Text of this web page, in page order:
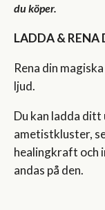
du köper.
LADDA & RENA
Rena din
ljud.
Du kan ladda ditt
ametistkluster,
healingkraft och
andas på den.